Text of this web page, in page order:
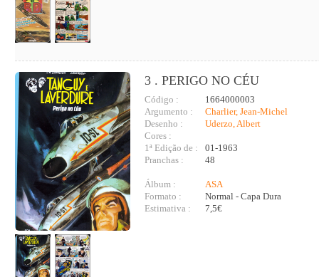
3 . PERIGO NO CÉU
Código :
1664000003
Argumento :
Charlier, Jean-Michel
Desenho :
Uderzo, Albert
Cores :
1ª Edição de :
01-1963
Pranchas :
48
Álbum :
ASA
Formato :
Normal - Capa Dura
Estimativa :
7,5€